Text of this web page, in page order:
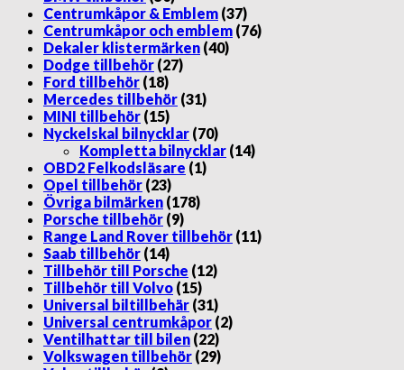
Centrumkåpor & Emblem (37)
Centrumkåpor och emblem (76)
Dekaler klistermärken (40)
Dodge tillbehör (27)
Ford tillbehör (18)
Mercedes tillbehör (31)
MINI tillbehör (15)
Nyckelskal bilnycklar (70)
Kompletta bilnycklar (14)
OBD2 Felkodsläsare (1)
Opel tillbehör (23)
Övriga bilmärken (178)
Porsche tillbehör (9)
Range Land Rover tillbehör (11)
Saab tillbehör (14)
Tillbehör till Porsche (12)
Tillbehör till Volvo (15)
Universal biltillbehär (31)
Universal centrumkåpor (2)
Ventilhattar till bilen (22)
Volkswagen tillbehör (29)